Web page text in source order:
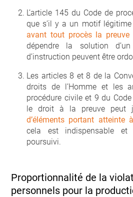
L’article 145 du Code de
que s’il y a un motif
avant tout procès la
dépendre la solution
d’instruction peuvent être
Les articles 8 et 8 de la
droits de l’Homme et les
procédure civile et 9 du
le droit à la preuve peut
d’éléments portant atteinte
cela est indispensable et
poursuivi.
Proportionnalité de la
personnels pour la